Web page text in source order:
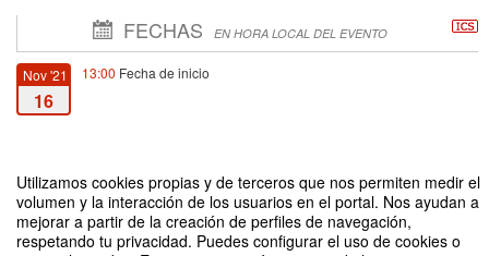
Utilizamos cookies propias y de terceros que nos permiten medir el
volumen y la interacción de los usuarios en el portal. Nos ayudan a
mejorar a partir de la creación de perfiles de navegación,
respetando tu privacidad. Puedes configurar el uso de cookies o
FECHAS EN HORA LOCAL DEL EVENTO
Nov '21
16
13:00 Fecha de inicio
16